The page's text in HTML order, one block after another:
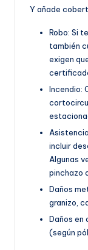
Y añade
Robo: Si
también
exigen
Incendio:
incluir
Algunas
pinchazo
Daños
granizo,
Daños en
(según